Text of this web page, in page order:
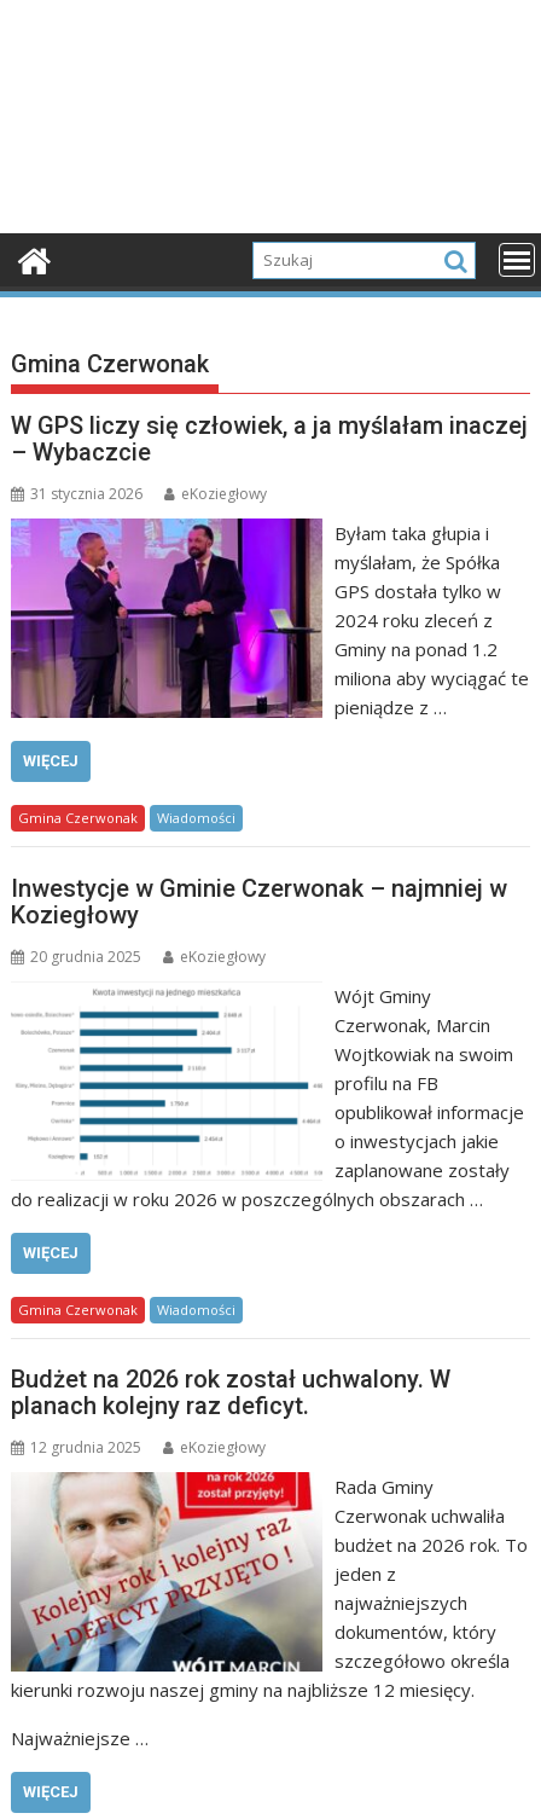
Gmina Czerwonak
W GPS liczy się człowiek, a ja myślałam inaczej
– Wybaczcie
31 stycznia 2026 eKoziegłowy
Byłam taka głupia i
myślałam, że Spółka
GPS dostała tylko w
2024 roku zleceń z
Gminy na ponad 1.2
miliona aby wyciągać te
pieniądze z …
WIĘCEJ
Gmina Czerwonak Wiadomości
Inwestycje w Gminie Czerwonak – najmniej w
Koziegłowy
20 grudnia 2025 eKoziegłowy
Wójt Gminy
Czerwonak, Marcin
Wojtkowiak na swoim
profilu na FB
opublikował informacje
o inwestycjach jakie
zaplanowane zostały
do realizacji w roku 2026 w poszczególnych obszarach …
WIĘCEJ
Gmina Czerwonak Wiadomości
Budżet na 2026 rok został uchwalony. W
planach kolejny raz deficyt.
12 grudnia 2025 eKoziegłowy
Rada Gminy
Czerwonak uchwaliła
budżet na 2026 rok. To
jeden z
najważniejszych
dokumentów, który
szczegółowo określa
kierunki rozwoju naszej gminy na najbliższe 12 miesięcy.
Najważniejsze …
WIĘCEJ